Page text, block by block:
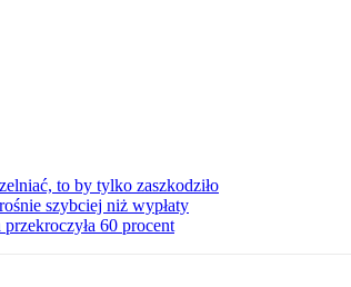
to by tylko zaszkodziło
szybciej niż wypłaty
60 procent